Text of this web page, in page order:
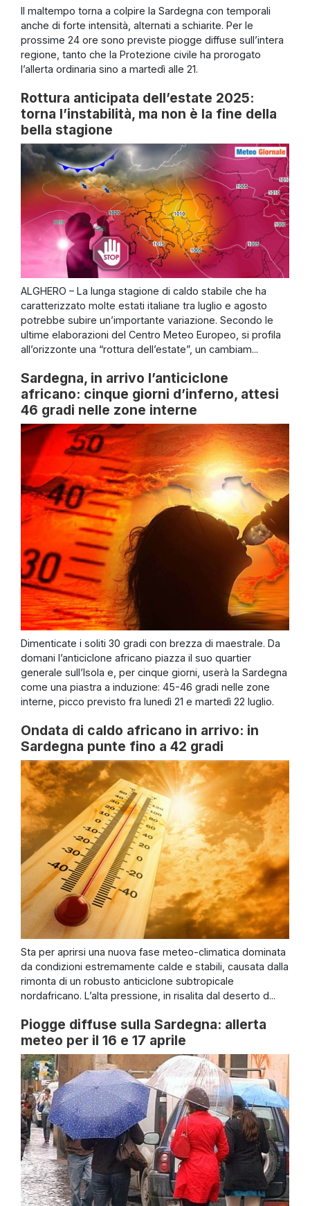
Il maltempo torna a colpire la Sardegna con temporali
anche di forte intensità, alternati a schiarite. Per le
prossime 24 ore sono previste piogge diffuse sull’intera
regione, tanto che la Protezione civile ha prorogato
l’allerta ordinaria sino a martedì alle 21.
Rottura anticipata dell’estate 2025:
torna l’instabilità, ma non è la fine della
bella stagione
ALGHERO – La lunga stagione di caldo stabile che ha
caratterizzato molte estati italiane tra luglio e agosto
potrebbe subire un’importante variazione. Secondo le
ultime elaborazioni del Centro Meteo Europeo, si profila
all’orizzonte una “rottura dell’estate”, un cambiam...
Sardegna, in arrivo l’anticiclone
africano: cinque giorni d’inferno, attesi
46 gradi nelle zone interne
Dimenticate i soliti 30 gradi con brezza di maestrale. Da
domani l’anticiclone africano piazza il suo quartier
generale sull’Isola e, per cinque giorni, userà la Sardegna
come una piastra a induzione: 45-46 gradi nelle zone
interne, picco previsto fra lunedì 21 e martedì 22 luglio.
Ondata di caldo africano in arrivo: in
Sardegna punte fino a 42 gradi
Sta per aprirsi una nuova fase meteo-climatica dominata
da condizioni estremamente calde e stabili, causata dalla
rimonta di un robusto anticiclone subtropicale
nordafricano. L’alta pressione, in risalita dal deserto d...
Piogge diffuse sulla Sardegna: allerta
meteo per il 16 e 17 aprile